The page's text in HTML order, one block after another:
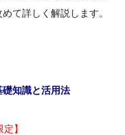
て詳しく解説します。
礎知識と活用法
】